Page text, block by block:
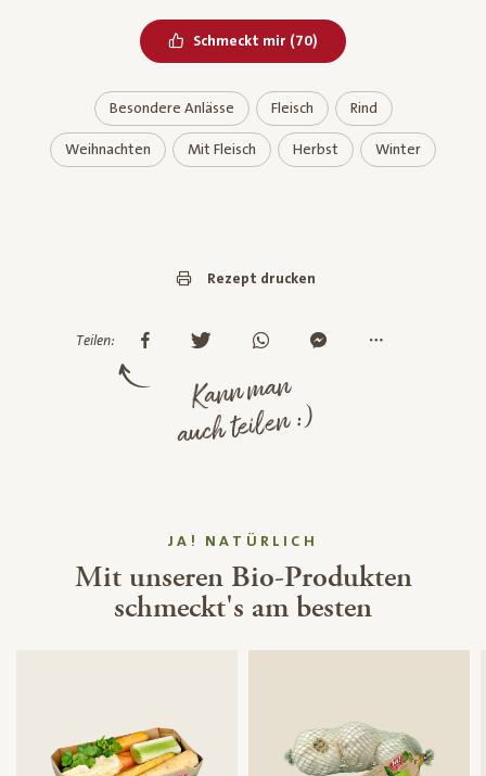
Schmeckt mir Bereits geliked
(70)
Besondere Anlässe Fleisch Rind
Weihnachten Mit Fleisch Herbst Winter
Rezept drucken
Teilen:
Kann man
auch teilen :)
JA! NATÜRLICH
Mit unseren Bio-Produkten
schmeckt's am besten